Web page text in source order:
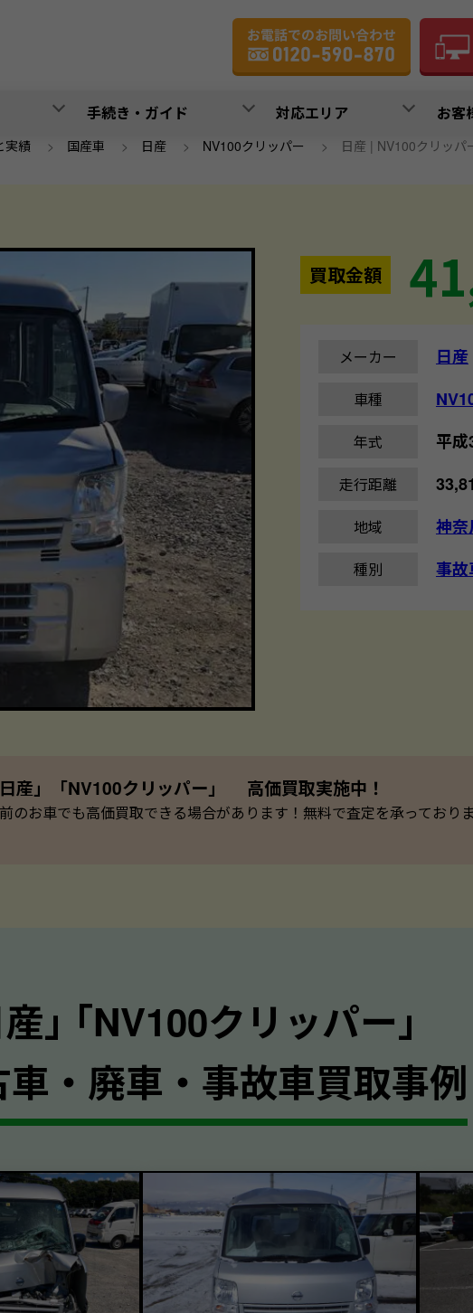
手続き・ガイド 対応エリア お客
実績 > 国産車 > 日産 > NV100クリッパー > 日産 | NV100クリッ
買取金額
メーカー 日産
車種
年式 平
走行距離
地域 神奈
種別 事故
日産」「NV100クリッパー」 高価買取実施中！
のお車でも高価買取できる場合があります！無料で査定を承っており
産｣ ｢NV100クリッパー｣
車・廃車・事故車買取事例